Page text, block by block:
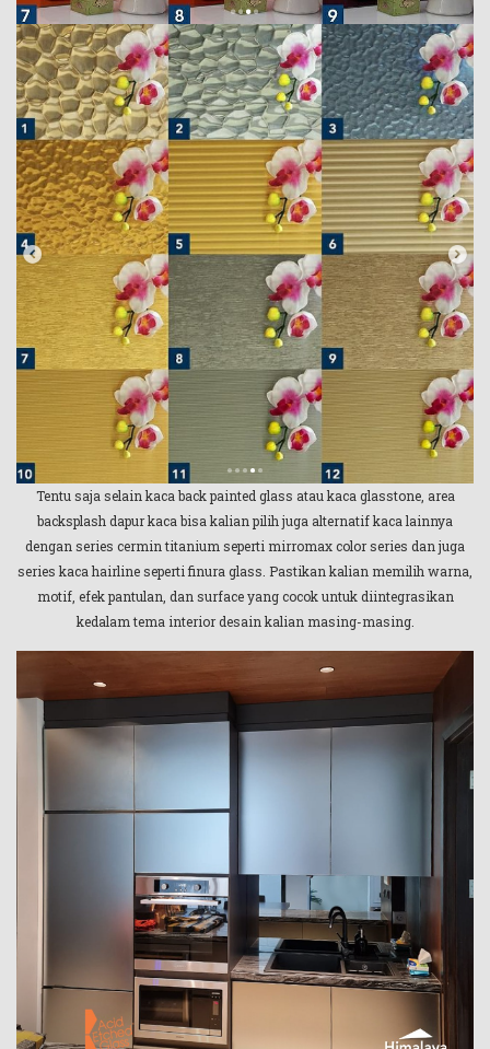
Tentu saja selain kaca back painted glass atau kaca glasstone, area
backsplash dapur kaca bisa kalian pilih juga alternatif kaca lainnya
dengan series cermin titanium seperti mirromax color series dan juga
series kaca hairline seperti finura glass. Pastikan kalian memilih warna,
motif, efek pantulan, dan surface yang cocok untuk diintegrasikan
kedalam tema interior desain kalian masing-masing.